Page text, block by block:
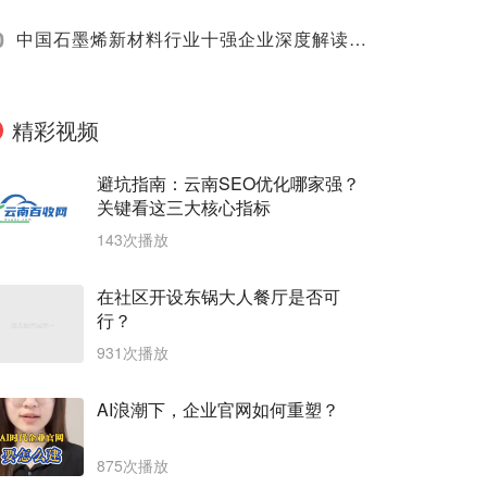
中国石墨烯新材料行业十强企业深度解读（2025）
精彩视频
避坑指南：云南SEO优化哪家强？
关键看这三大核心指标
143次播放
在社区开设东锅大人餐厅是否可
行？
931次播放
AI浪潮下，企业官网如何重塑？
875次播放